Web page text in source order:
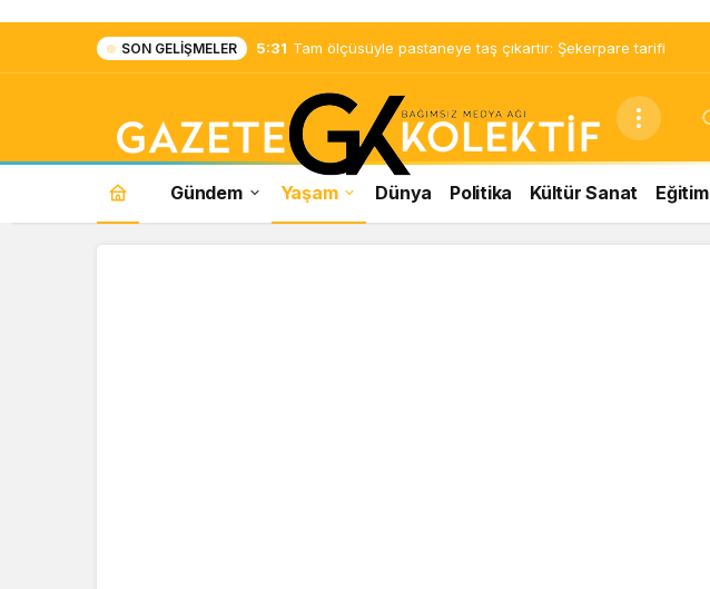
SON GELIŞMELER 5:31 Tam ölçüsüyle pastaneye taş çıkartır: Şekerpare tarifi
Gündem Yaşam Dünya Politika Kültür Sanat Eğitim